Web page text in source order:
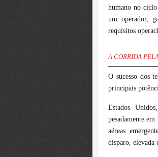
humano no
um operador,
requisitos
A CORRIDA
O sucesso dos
principais
Estados
pesadamente
aéreas
disparo, elevada